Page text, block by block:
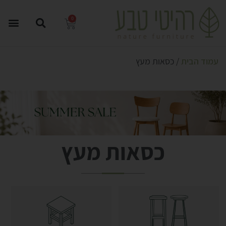
0
עמוד הבית / כסאות מעץ
כסאות מעץ